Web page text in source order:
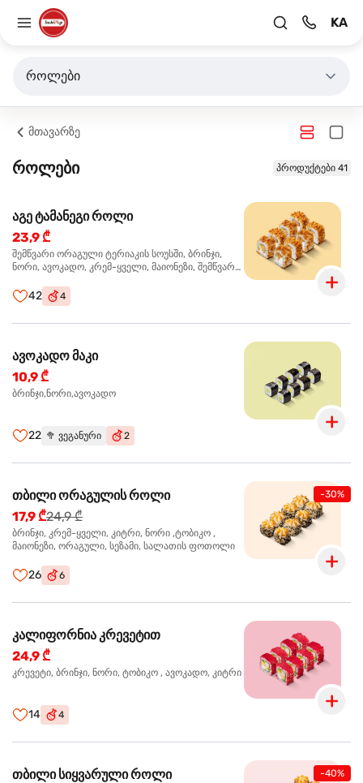
KA
როლები
მთავარზე
როლები პროდუქტები 41
აგე ტამანეგი როლი
23,9 ₾
შემწვარი ორაგული ტერიაკის სოუსში, ბრინჯი,
ნორი, ავოკადო, კრემ-ყველი, მაიონეზი, შემწვარი
42 4
ავოკადო მაკი
10,9 ₾
ბრინჯი,ნორი,ავოკადო
22 🥦 ვეგანური 2
-30%
თბილი ორაგულის როლი
17,9 ₾24,9 ₾
ბრინჯი, კრემ-ყველი, კიტრი, ნორი ,ტობიკო ,
მაიონეზი, ორაგული, სეზამი, სალათის ფოთოლი
26 6
კალიფორნია კრევეტით
24,9 ₾
კრევეტი, ბრინჯი, ნორი, ტობიკო , ავოკადო, კიტრი
14 4
-40%
თბილი სიყვარული როლი